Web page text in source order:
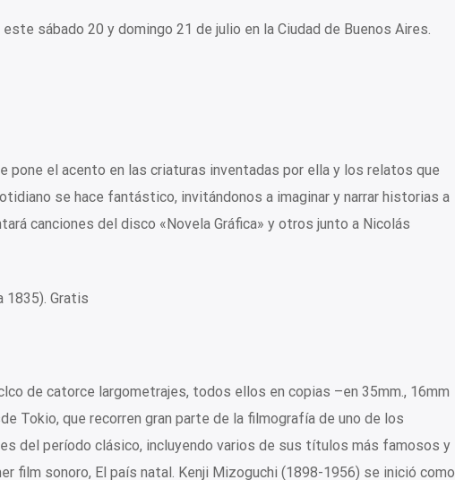
sábado 20 y domingo 21 de julio en la Ciudad de Buenos Aires.
pone el acento en las criaturas inventadas por ella y los relatos que
se hace fantástico, invitándonos a imaginar y narrar historias a
canciones del disco «Novela Gráfica» y otros junto a Nicolás
1835). Gratis
de catorce largometrajes, todos ellos en copias –en 35mm., 16mm
Tokio, que recorren gran parte de la filmografía de uno de los
del período clásico, incluyendo varios de sus títulos más famosos y
film sonoro, El país natal. Kenji Mizoguchi (1898-1956) se inició como